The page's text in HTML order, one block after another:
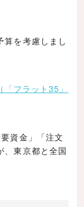
算を考慮しまし
フラット35」
資金」「注文
、東京都と全国